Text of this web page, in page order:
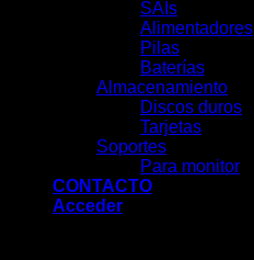
SAIs
Alimentadores
Pilas
Baterías
Almacenamiento
Discos duros
Tarjetas
Soportes
Para monitor
CONTACTO
Acceder